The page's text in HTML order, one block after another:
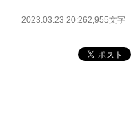
2023.03.23 20:262,955文字